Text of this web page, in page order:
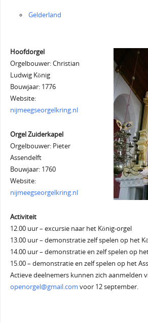
Gelderland
Hoofdorgel
Orgelbouwer: Christian
Ludwig König
Bouwjaar: 1776
Website:
nijmeegseorgelkring.nl
Orgel Zuiderkapel
Orgelbouwer: Pieter
Assendelft
Bouwjaar: 1760
Website:
nijmeegseorgelkring.nl
Activiteit
12.00 uur – excursie naar het König-orgel
13.00 uur – demonstratie zelf spelen op het
14.00 uur – demonstratie en zelf spelen op
15.00 – demonstratie en zelf spelen op het
Actieve deelnemers kunnen zich aanmelden
openorgel@gmail.com voor 12 september.